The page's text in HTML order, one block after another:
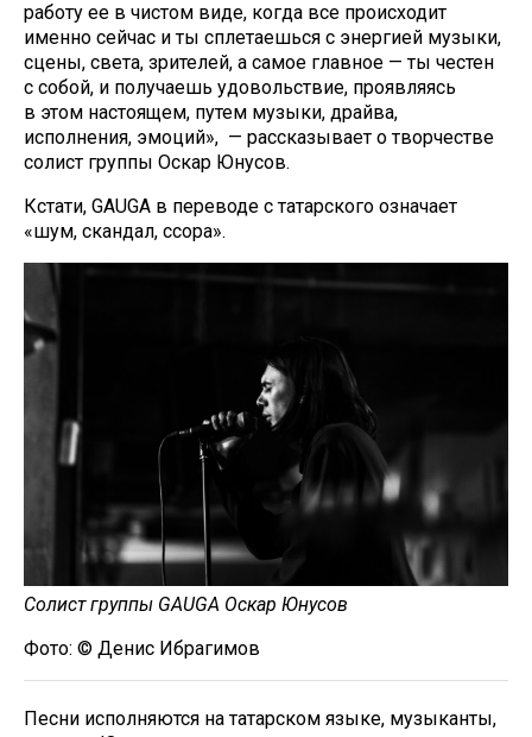
работу ее в чистом виде, когда все происходит
именно сейчас и ты сплетаешься с энергией музыки,
сцены, света, зрителей, а самое главное — ты честен
с собой, и получаешь удовольствие, проявляясь
в этом настоящем, путем музыки, драйва,
исполнения, эмоций», — рассказывает о творчестве
солист группы Оскар Юнусов.
Кстати, GAUGA в переводе с татарского означает
«шум, скандал, ссора».
Солист группы GAUGA Оскар Юнусов
Фото: © Денис Ибрагимов
Песни исполняются на татарском языке, музыканты,